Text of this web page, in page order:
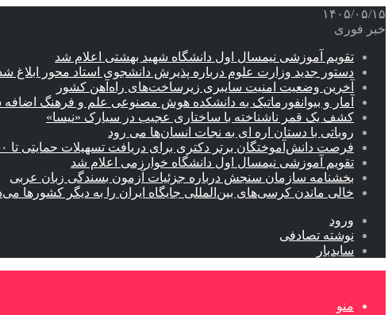
۱۴۰۵/۰۵/۱۵
خبر فوری
تقویم آموزشی نیمسال اول دانشگاه شهید بهشتی اعلام شد
دستور جدید وزارت علوم درباره پذیرش دانشجوی استاد محور ابلاغ
آخرین وضعیت امنیت سایبری زیرساخت‌های راه‌آهن کشور
آمار و بیوانفورماتیک به دانشکده هوش مصنوعی علم و فرهنگ
کشف یک قمر ناشناخته با ساختاری عجیب در سیارک «نیسا»
روباتی با دستان اره ای به نجات انسان‌ها می رود
فرصت دانش‌آموختگان برتر دکتری‌ برای دریافت تسهیلات حمایتی تا ۲۰مرداد
تقویم آموزشی نیمسال اول دانشگاه خوارزمی اعلام شد
بخشنامه سازمان سنجش درباره جزئیات آزمون بسندگی زبان عربی
خالی ماندن کرسی‌های بین‌المللی جایگاه ایران را به دیگر کشورها
ورود
نوشته تصادفی
سایدبار
منو